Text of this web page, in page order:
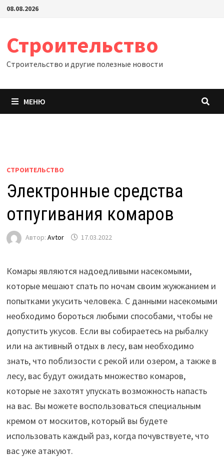
Перейти
08.08.2026
Строительство
Строительство и другие полезные новости
МЕНЮ
СТРОИТЕЛЬСТВО
Электронные средства
отпугивания комаров
Автор: Avtor 17.03.2022
Комары являются надоедливыми насекомыми,
которые мешают спать по ночам своим жужжанием и
попытками укусить человека. С данными насекомыми
необходимо бороться любыми способами, чтобы не
допустить укусов. Если вы собираетесь на рыбалку
или на активный отдых в лесу, вам необходимо
знать, что поблизости с рекой или озером, а также в
лесу, вас будут ожидать множество комаров,
которые не захотят упускать возможность напасть
на вас. Вы можете воспользоваться специальным
кремом от москитов, который вы будете
использовать каждый раз, когда почувствуете, что
вас уже атакуют.